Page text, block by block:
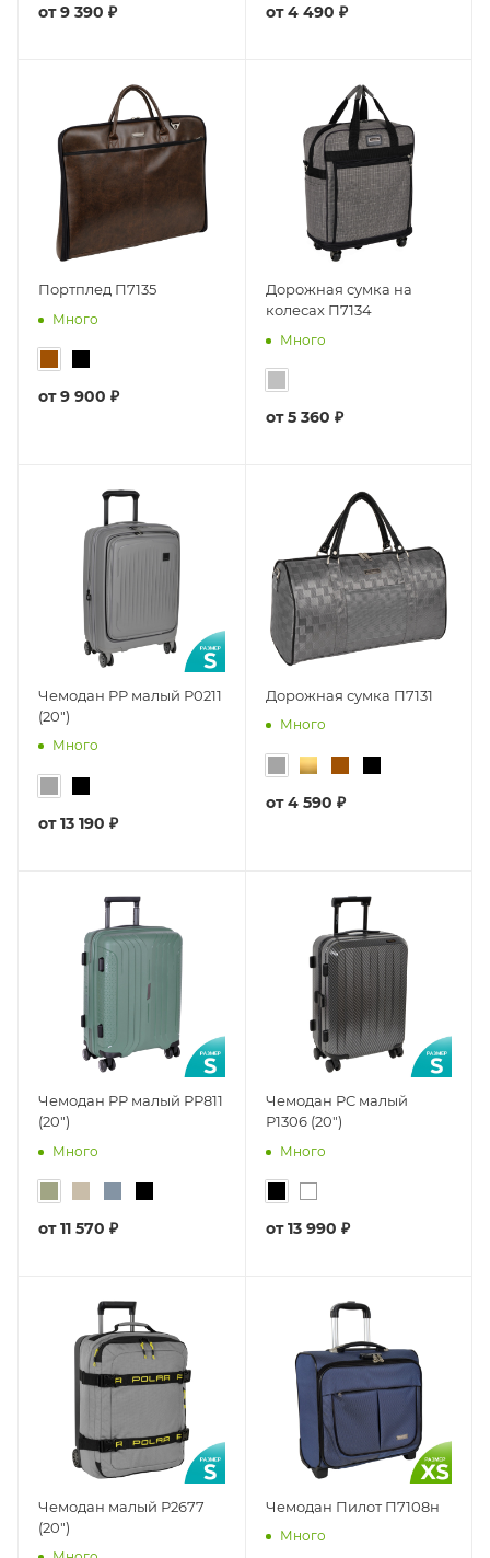
от9 390 ₽ от4 490 ₽
Портплед П7135
Много
от9 900 ₽
Дорожная сумка на
колесах П7134
Много
от5 360 ₽
Чемодан PP малый Р0211
(20")
Много
от13 190 ₽
Дорожная сумка П7131
Много
от4 590 ₽
Чемодан PP малый РР811
(20")
Много
от11 570 ₽
Чемодан PC малый
Р1306 (20")
Много
от13 990 ₽
Чемодан малый Р2677
(20")
Чемодан Пилот П7108н
Много